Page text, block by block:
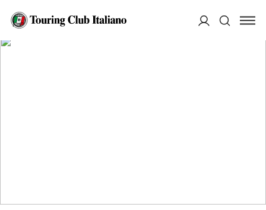
HOME
PALAU DALMASES ESPAI BARROC